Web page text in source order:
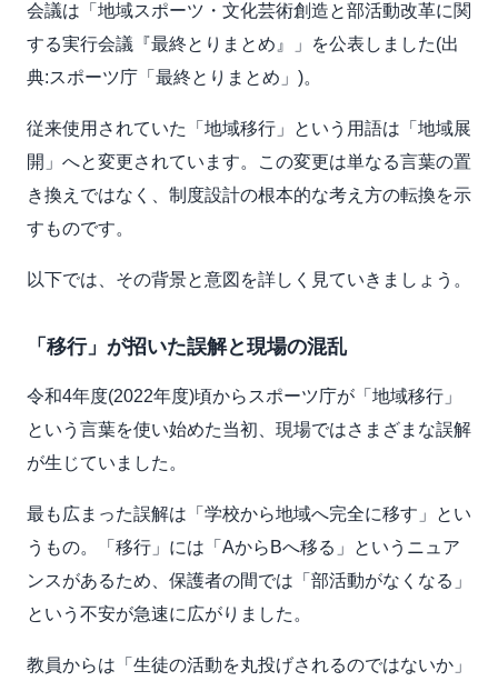
会議は「地域スポーツ・文化芸術創造と部活動改革に関
する実行会議『最終とりまとめ』」を公表しました(出
典:スポーツ庁「最終とりまとめ」)。
従来使用されていた「地域移行」という用語は「地域展
開」へと変更されています。この変更は単なる言葉の置
き換えではなく、制度設計の根本的な考え方の転換を示
すものです。
以下では、その背景と意図を詳しく見ていきましょう。
「移行」が招いた誤解と現場の混乱
令和4年度(2022年度)頃からスポーツ庁が「地域移行」
という言葉を使い始めた当初、現場ではさまざまな誤解
が生じていました。
最も広まった誤解は「学校から地域へ完全に移す」とい
うもの。「移行」には「AからBへ移る」というニュア
ンスがあるため、保護者の間では「部活動がなくなる」
という不安が急速に広がりました。
教員からは「生徒の活動を丸投げされるのではないか」